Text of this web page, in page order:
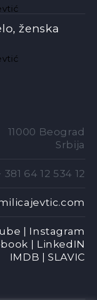
ženska
11000 Beograd
Srbija
381 64 12 534 12
| Instagram
| LinkedIN
IMDB | SLAVIC